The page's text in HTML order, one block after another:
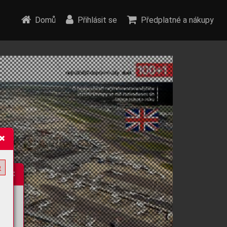
Domů Přihlásit se Předplatné a nákupy